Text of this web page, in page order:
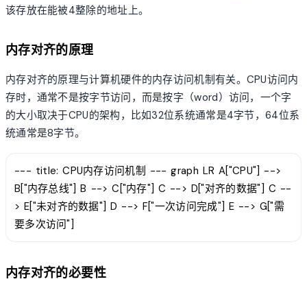
该存放在能被4整除的地址上。
内存对齐的原理
内存对齐的原理与计算机硬件的内存访问机制有关。CPU访问内
存时，通常不是按字节访问，而是按字（word）访问，一个字
的大小取决于CPU的架构，比如32位系统通常是4字节，64位系
统通常是8字节。
--- title: CPU内存访问机制 --- graph LR A["CPU"] -->
B["内存总线"] B --> C["内存"] C --> D["对齐的数据"] C --
> E["未对齐的数据"] D --> F["一次访问完成"] E --> G["需
要多次访问"]
内存对齐的必要性